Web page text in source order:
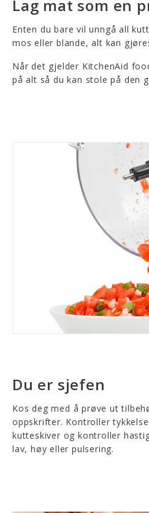
Lag mat som en
Enten du bare vil unngå all
mos eller blande, alt kan
Når det gjelder KitchenAid
på alt så du kan stole på den
Du er sjefen
Kos deg med å prøve ut
oppskrifter. Kontroller
kutteskiver og kontroller
lav, høy eller pulsering.